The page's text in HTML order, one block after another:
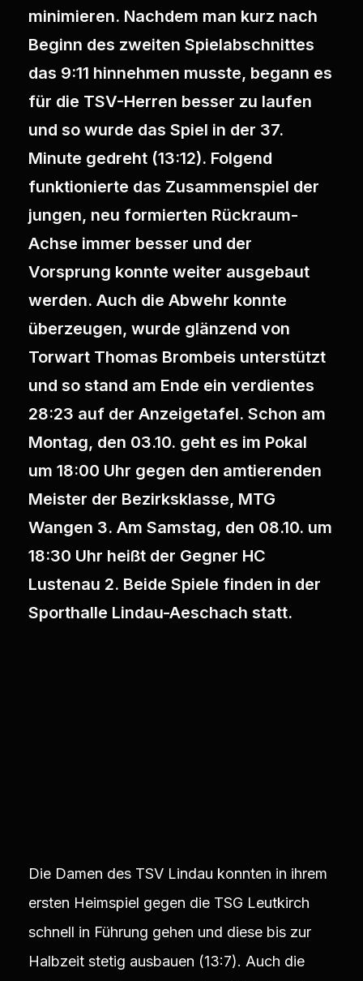
minimieren. Nachdem man kurz nach
Beginn des zweiten Spielabschnittes
das 9:11 hinnehmen musste, begann es
für die TSV-Herren besser zu laufen
und so wurde das Spiel in der 37.
Minute gedreht (13:12). Folgend
funktionierte das Zusammenspiel der
jungen, neu formierten Rückraum-
Achse immer besser und der
Vorsprung konnte weiter ausgebaut
werden. Auch die Abwehr konnte
überzeugen, wurde glänzend von
Torwart Thomas Brombeis unterstützt
und so stand am Ende ein verdientes
28:23 auf der Anzeigetafel. Schon am
Montag, den 03.10. geht es im Pokal
um 18:00 Uhr gegen den amtierenden
Meister der Bezirksklasse, MTG
Wangen 3. Am Samstag, den 08.10. um
18:30 Uhr heißt der Gegner HC
Lustenau 2. Beide Spiele finden in der
Sporthalle Lindau-Aeschach statt.
Die Damen des TSV Lindau konnten in ihrem
ersten Heimspiel gegen die TSG Leutkirch
schnell in Führung gehen und diese bis zur
Halbzeit stetig ausbauen (13:7). Auch die